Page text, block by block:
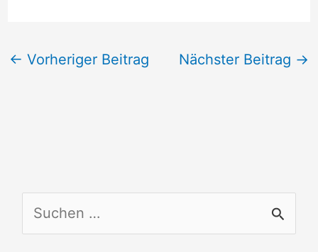
← Vorheriger Beitrag Nächster Beitrag →
u